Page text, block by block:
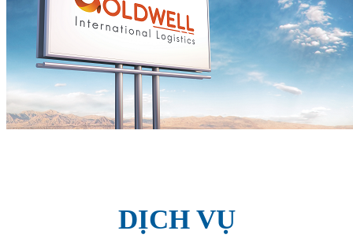
DỊCH VỤ